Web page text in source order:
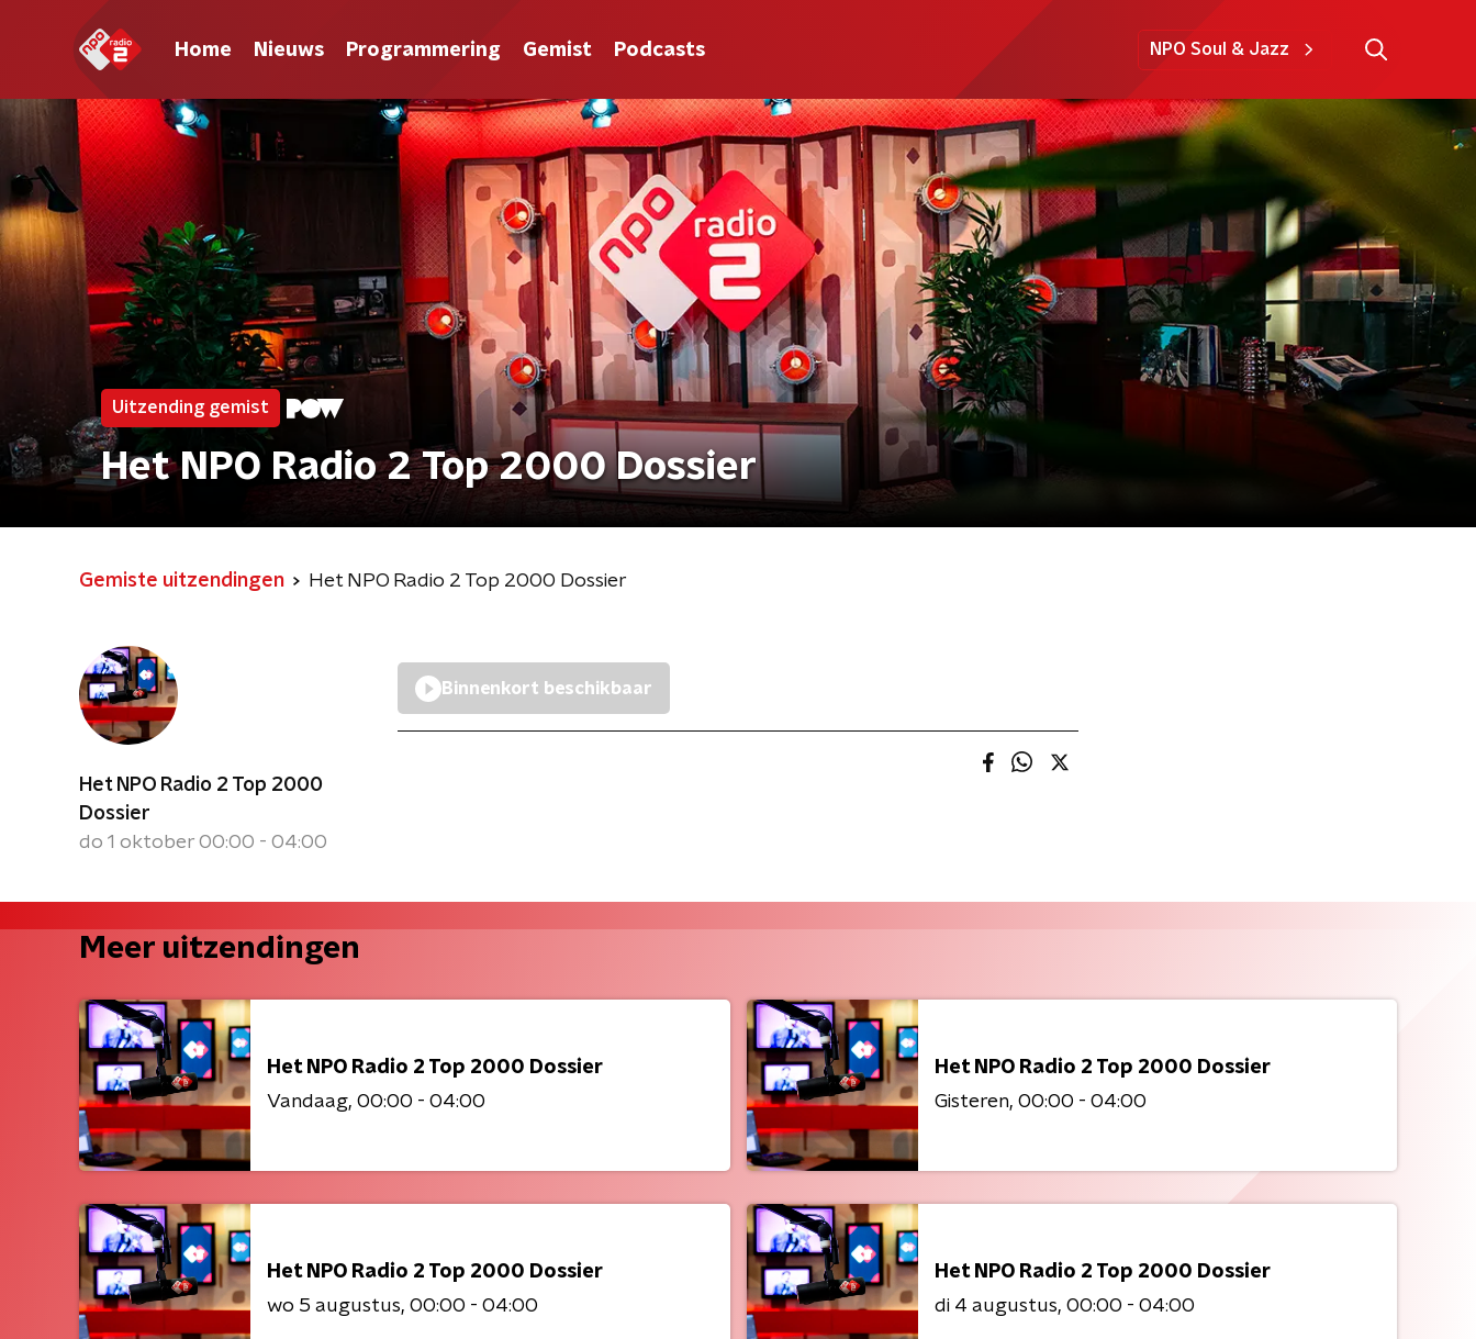
Home Nieuws Programmering Gemist Podcasts NPO Soul & Jazz
Uitzending gemist
Het NPO Radio 2 Top 2000 Dossier
Gemiste uitzendingen Het NPO Radio 2 Top 2000 Dossier
Het NPO Radio 2 Top 2000
Dossier
do 1 oktober 00:00 - 04:00
Binnenkort beschikbaar
Meer uitzendingen
Het NPO Radio 2 Top 2000 Dossier
Vandaag 00:00 - 04:00
Het NPO Radio 2 Top 2000 Dossier
Gisteren 00:00 - 04:00
Het NPO Radio 2 Top 2000 Dossier
wo 5 augustus 00:00 - 04:00
Het NPO Radio 2 Top 2000 Dossier
di 4 augustus 00:00 - 04:00